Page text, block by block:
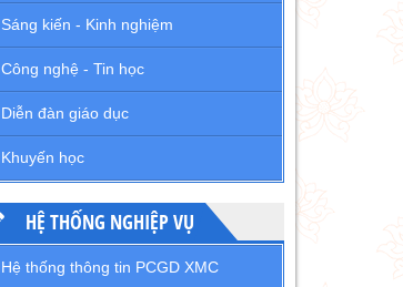
Sáng kiến - Kinh nghiệm
Công nghệ - Tin học
Diễn đàn giáo dục
Khuyến học
HỆ THỐNG NGHIỆP VỤ
Hệ thống thông tin PCGD XMC